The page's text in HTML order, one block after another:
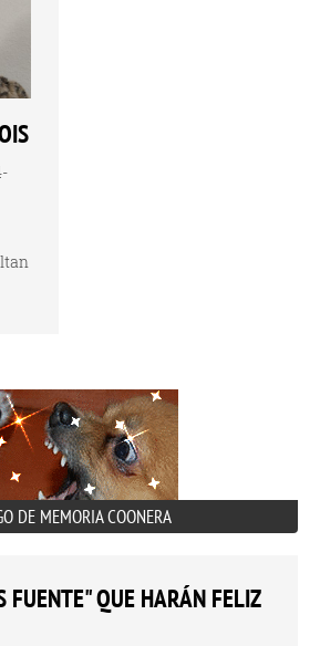
DE MEMORIA COONERA
FUENTE" QUE HARÁN FELIZ